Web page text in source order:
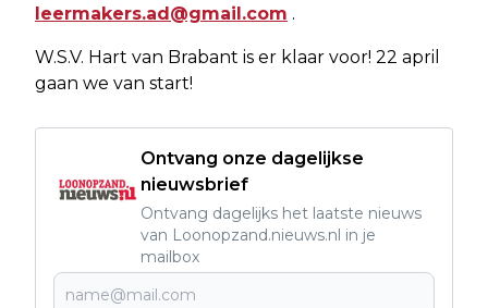
leermakers.ad@gmail.com .
W.S.V. Hart van Brabant is er klaar voor! 22 april
gaan we van start!
Ontvang onze dagelijkse
nieuwsbrief
Ontvang dagelijks het laatste nieuws
van Loonopzand.nieuws.nl in je
mailbox